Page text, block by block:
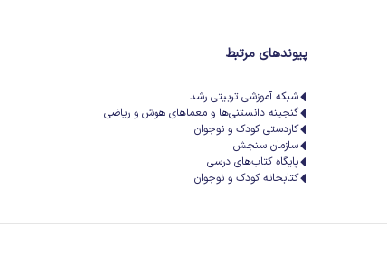
پیوندهای مرتبط
شبکه آموزشی تربیتی رشد
گنجینه دانستنی‌ها و معماهای هوش و ریاضی
کاردستی کودک و نوجوان
سازمان سنجش
پایگاه کتاب‌های درسی
کتابخانه کودک و نوجوان